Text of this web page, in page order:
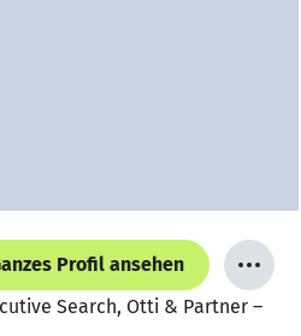
Profil ansehen
Search, Otti & Partner –